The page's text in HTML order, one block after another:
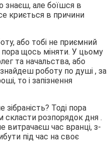
знаєш, але боїшся в
криється в причини
або тобі не приємний
щось міняти. У цьому
та начальства, або
роботу по душі , за
то і запізнення
Тоді пора
скласти розпорядок дня .
витрачаєш час вранці, з-
під час на своє